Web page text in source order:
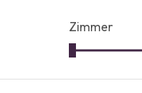
Zimmer